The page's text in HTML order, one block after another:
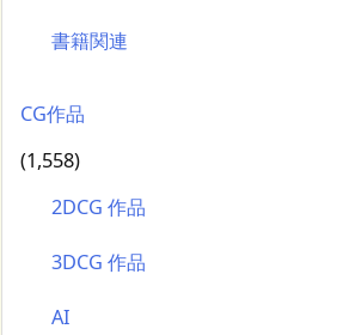
書籍関連
CG作品
(1,558)
2DCG 作品
3DCG 作品
AI